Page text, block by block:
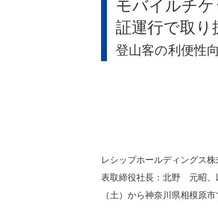
モバイルチ
証運行で取り
登山客の利便性
レシップホールディングス
表取締役社長：北野 元昭、
（土）から神奈川県相模原